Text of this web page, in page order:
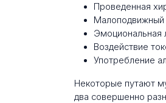
Проведенная
Малоподвижный
Эмоциональная
Воздействие
Употребление
Некоторые путают
два совершенно